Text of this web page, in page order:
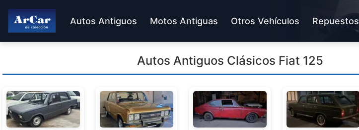
Autos Antiguos Motos Antiguas Otros Vehículos Repuestos
Autos Antiguos Clásicos Fiat 125